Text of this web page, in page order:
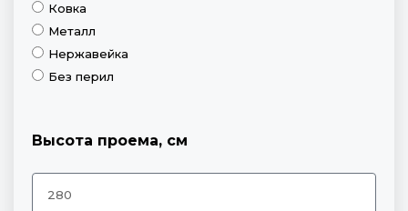
Ковка
Металл
Нержавейка
Без перил
Высота проема, см